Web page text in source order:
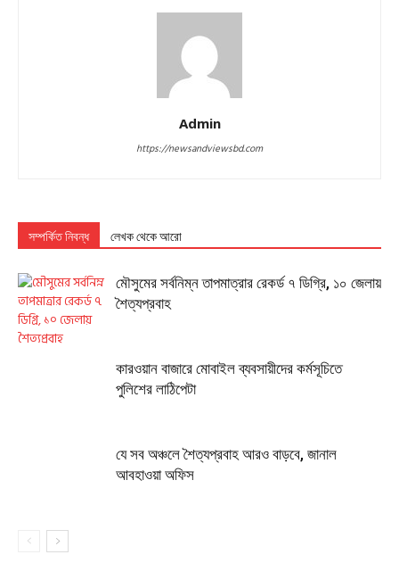
Admin
https://newsandviewsbd.com
সম্পর্কিত নিবন্ধ লেখক থেকে আরো
মৌসুমের সর্বনিম্ন তাপমাত্রার রেকর্ড ৭ ডিগ্রি, ১০ জেলায়
শৈত্যপ্রবাহ
কারওয়ান বাজারে মোবাইল ব্যবসায়ীদের কর্মসূচিতে
পুলিশের লাঠিপেটা
যে সব অঞ্চলে শৈত্যপ্রবাহ আরও বাড়বে, জানাল
আবহাওয়া অফিস